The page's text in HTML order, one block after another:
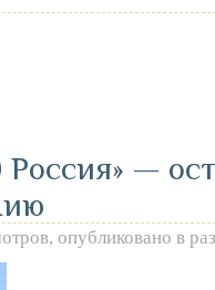
Россия» —
опубликовано в